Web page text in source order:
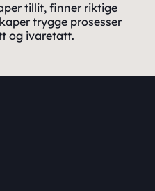
tillit, finner riktige
trygge prosesser
og ivaretatt.